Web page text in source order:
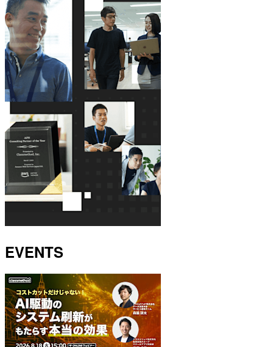
EVENTS